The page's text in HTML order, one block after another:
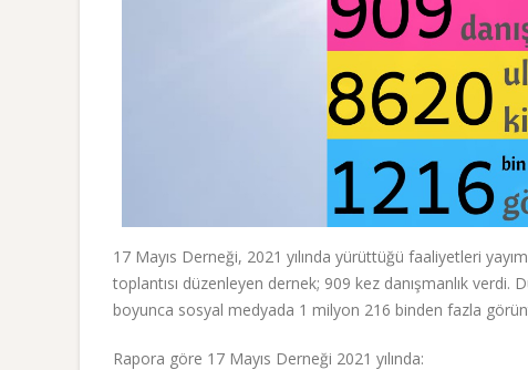
17 Mayıs Derneği, 2021 yılında yürüttüğü faaliyetleri
toplantısı düzenleyen dernek; 909 kez danışmanlık verdi.
boyunca sosyal medyada 1 milyon 216 binden fazla
Rapora göre 17 Mayıs Derneği 2021 yılında: